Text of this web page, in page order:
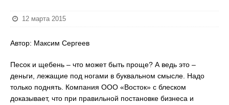
12 марта 2015
Автор: Максим Сергеев
Песок и щебень – что может быть проще? А ведь это –
деньги, лежащие под ногами в буквальном смысле. Надо
только поднять. Компания ООО «Восток» с блеском
доказывает, что при правильной постановке бизнеса и